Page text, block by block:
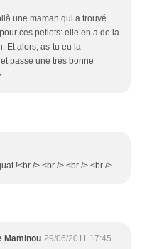
une maman qui a trouvé
ces petiots: elle en a de la
Et alors, as-tu eu la
passe une très bonne
!<br /> <br /> <br /> <br />
Maminou 29/06/2011 17:45